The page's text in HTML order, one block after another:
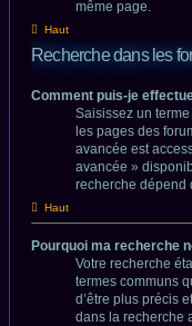
même page.
Haut
Recherche dans les
Comment puis-je
Saisissez un
les pages des
avancée est
avancée »
recherche dépend
Haut
Pourquoi ma recherche
Votre recherche
termes communs
d’être plus précis
dans la recherche